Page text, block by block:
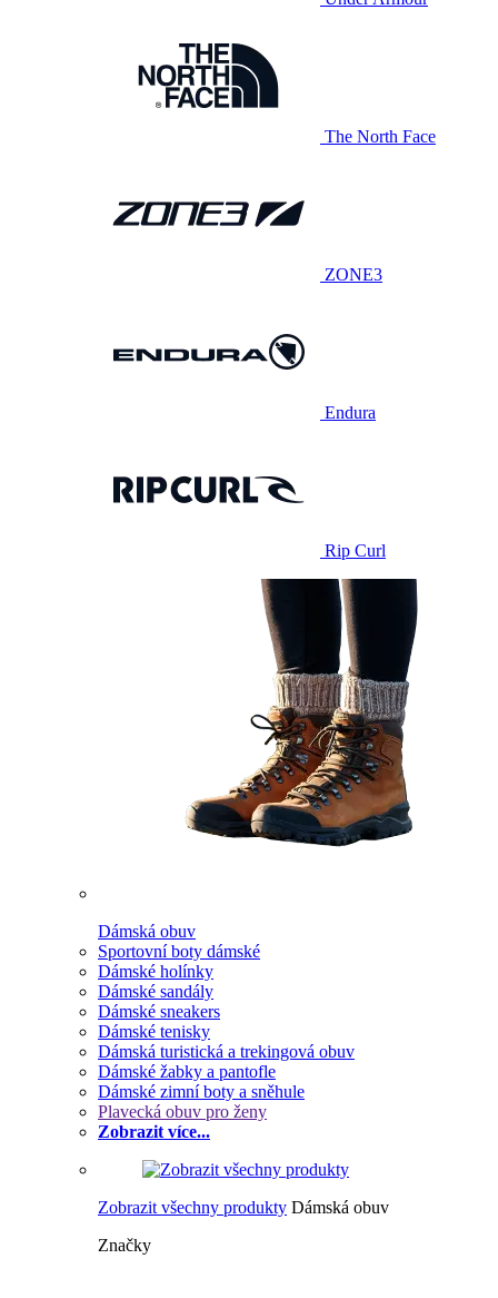
The North Face
ZONE3
Endura
Rip Curl
Dámská obuv
Sportovní boty dámské
Dámské holínky
Dámské sandály
Dámské sneakers
Dámské tenisky
Dámská turistická a trekingová obuv
Dámské žabky a pantofle
Dámské zimní boty a sněhule
Plavecká obuv pro ženy
Zobrazit více...
Zobrazit všechny produkty Dámská obuv
Značky